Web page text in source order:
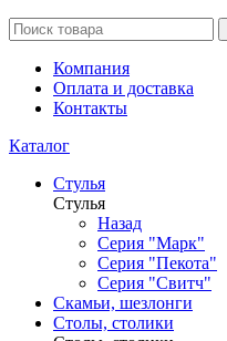
Компания
Оплата и доставка
Контакты
Каталог
Стулья
Стулья
Назад
Серия "Марк"
Серия "Пекота"
Серия "Свитч"
Скамьи, шезлонги
Столы, столики